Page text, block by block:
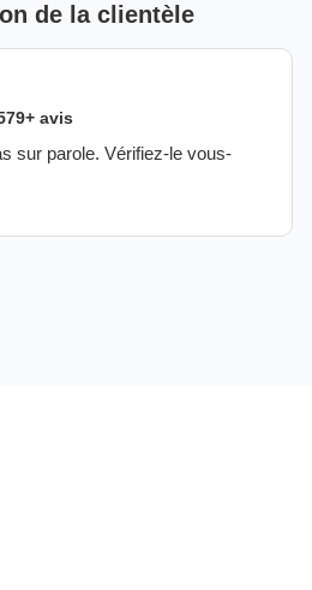
de la clientèle
avis
sur parole. Vérifiez-le vous-